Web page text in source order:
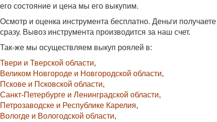
его состояние и цена мы его выкупим.
Осмотр и оценка инструмента бесплатно. Деньги получаете
сразу. Вывоз инструмента производится за наш счет.
Так-же мы осуществляем выкуп роялей в:
Твери и Тверской области,
Великом Новгороде и Новгородской области,
Пскове и Псковской области,
Санкт-Петербурге и Ленинградской области,
Петрозаводске и Республике Карелия,
Вологде и Вологодской области,